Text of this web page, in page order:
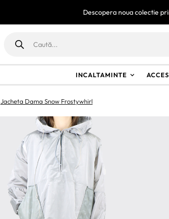
Descopera noua colectie
search
INCALTAMINTE
Jacheta Dama Snow Frostywhirl